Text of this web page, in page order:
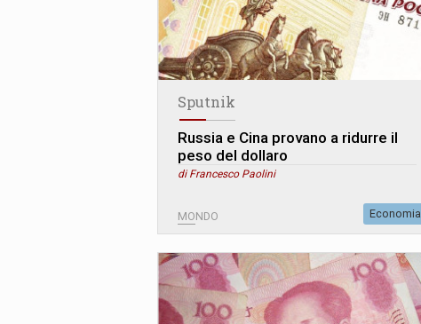
Sputnik
Russia e Cina provano a ridurre il
peso del dollaro
di Francesco Paolini
MONDO Economia